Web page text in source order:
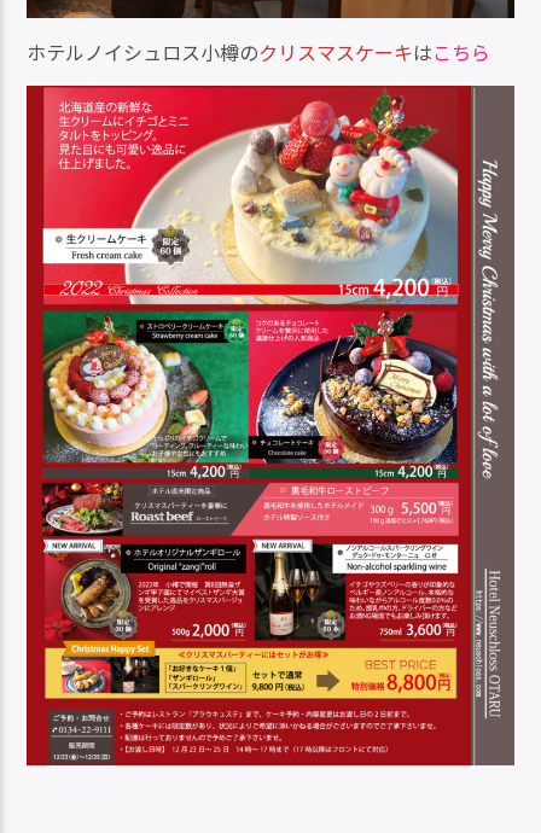
ホテルノイシュロス小樽のクリスマスケーキはこちら